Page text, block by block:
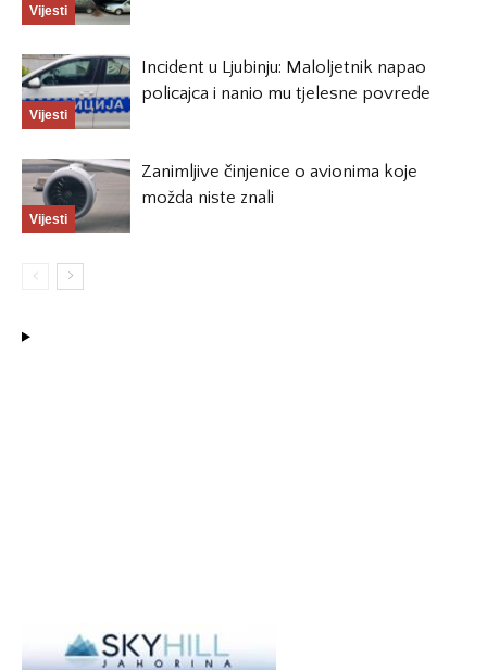
Vijesti
Vijesti
Incident u Ljubinju: Maloljetnik napao
policajca i nanio mu tjelesne povrede
Vijesti
Zanimljive činjenice o avionima koje
možda niste znali